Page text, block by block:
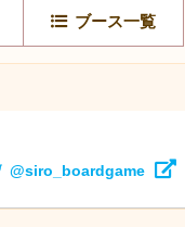
ブース一覧
@siro_boardgame